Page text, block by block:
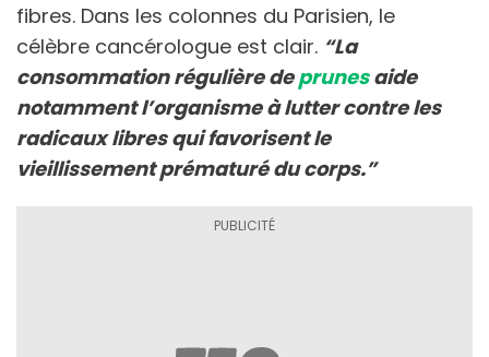
fibres. Dans les colonnes du Parisien, le
célèbre cancérologue est clair. “La
consommation régulière deprunesaide
notamment l’organisme à lutter contre les
radicaux libres qui favorisent le
vieillissement prématuré du corps.”